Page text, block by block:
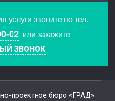
услуги звоните по тел.:
02 или закажите
ЗВОНОК
проектное бюро «ГРАД»